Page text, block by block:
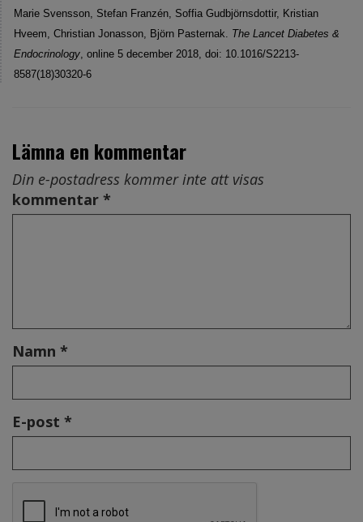
Marie Svensson, Stefan Franzén, Soffia Gudbjörnsdottir, Kristian
Hveem, Christian Jonasson, Björn Pasternak. The Lancet Diabetes &
Endocrinology , online 5 december 2018, doi: 10.1016/S2213-
8587(18)30320-6
Lämna en kommentar
Din e-postadress kommer inte att visas
kommentar *
Namn *
E-post *